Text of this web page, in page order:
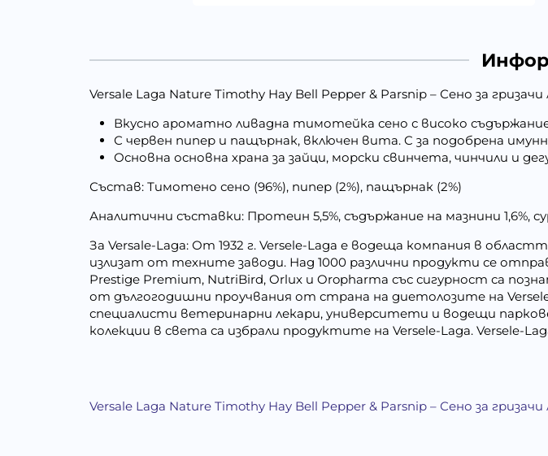
Versale Laga Nature Timothy Hay Bell Pepper & Parsnip – Сено за
Вкусно ароматно ливадна тимотейка сено с високо
С червен пипер и пащърнак, включен вита. C за подобрена
Основна основна храна за зайци, морски свинчета, чинчили и
Състав: Тимотено сено (96%), пипер (2%), пащърнак (2%)
Аналитични съставки: Протеин 5,5%, съдържание на мазнини 1,6%,
За Versale-Laga: От 1932 г. Versele-Laga е водеща компания в
излизат от техните заводи. Над 1000 различни продукти се
Prestige Premium, NutriBird, Orlux и Oropharma със сигурност са
от дългогодишни проучвания от страна на диетолозите на
специалисти ветеринарни лекари, университети и водещи
колекции в света са избрали продуктите на Versele-Laga. Versele-
Versale Laga Nature Timothy Hay Bell Pepper & Parsnip – Сено за